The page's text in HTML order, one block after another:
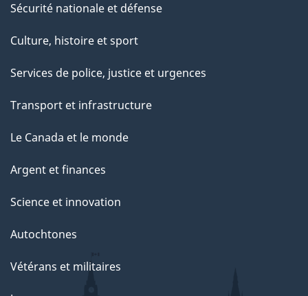
Sécurité nationale et défense
Culture, histoire et sport
Services de police, justice et urgences
Transport et infrastructure
Le Canada et le monde
Argent et finances
Science et innovation
Autochtones
Vétérans et militaires